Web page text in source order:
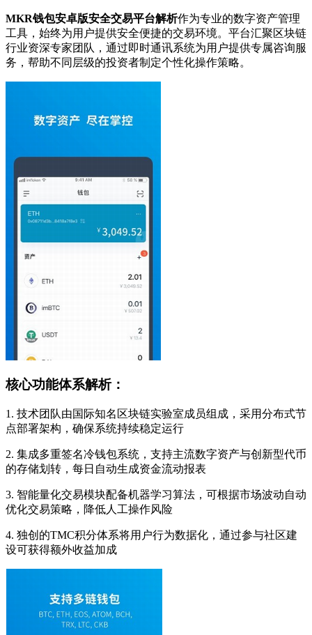
MKR钱包安卓版安全交易平台解析作为专业的数字资产管理
工具，始终为用户提供安全便捷的交易环境。平台汇聚区块链
行业资深专家团队，通过即时通讯系统为用户提供专属咨询服
务，帮助不同层级的投资者制定个性化操作策略。
核心功能体系解析：
1. 技术团队由国际知名区块链实验室成员组成，采用分布式节
点部署架构，确保系统持续稳定运行
2. 集成多重签名冷钱包系统，支持主流数字资产与创新型代币
的存储划转，每日自动生成资金流动报表
3. 智能量化交易模块配备机器学习算法，可根据市场波动自动
优化交易策略，降低人工操作风险
4. 独创的TMC积分体系将用户行为数据化，通过参与社区建
设可获得额外收益加成